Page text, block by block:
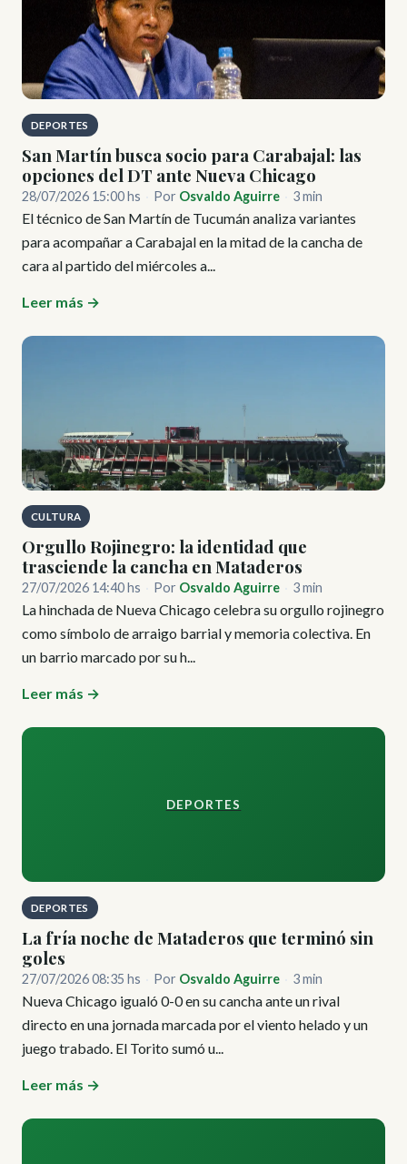
DEPORTES
San Martín busca socio para Carabajal: las
opciones del DT ante Nueva Chicago
28/07/2026 15:00 hs Por Osvaldo Aguirre 3 min
El técnico de San Martín de Tucumán analiza variantes
para acompañar a Carabajal en la mitad de la cancha de
cara al partido del miércoles a...
Leer más →
CULTURA
Orgullo Rojinegro: la identidad que
trasciende la cancha en Mataderos
27/07/2026 14:40 hs Por Osvaldo Aguirre 3 min
La hinchada de Nueva Chicago celebra su orgullo rojinegro
como símbolo de arraigo barrial y memoria colectiva. En
un barrio marcado por su h...
Leer más →
DEPORTES
DEPORTES
La fría noche de Mataderos que terminó sin
goles
27/07/2026 08:35 hs Por Osvaldo Aguirre 3 min
Nueva Chicago igualó 0-0 en su cancha ante un rival
directo en una jornada marcada por el viento helado y un
juego trabado. El Torito sumó u...
Leer más →